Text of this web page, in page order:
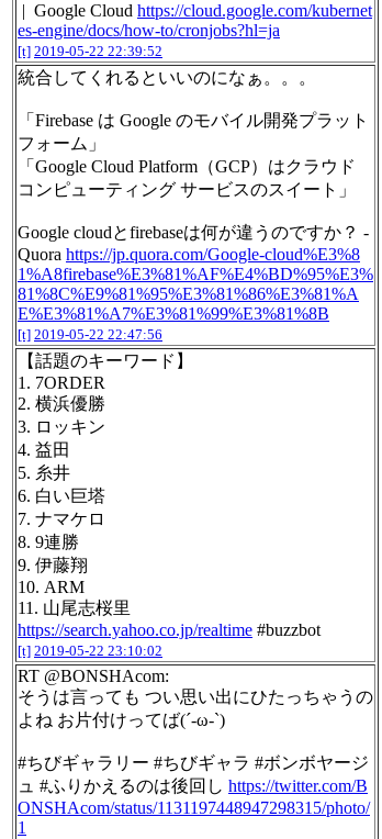
| Google Cloud https://cloud.google.com/kubernet
es-engine/docs/how-to/cronjobs?hl=ja
[t] 2019-05-22 22:39:52
統合してくれるといいのになぁ。。。
「Firebase は Google のモバイル開発プラット
フォーム」
「Google Cloud Platform（GCP）はクラウド
コンピューティング サービスのスイート」
Google cloudとfirebaseは何が違うのですか？ -
Quora https://jp.quora.com/Google-cloud%E3%8
1%A8firebase%E3%81%AF%E4%BD%95%E3%
81%8C%E9%81%95%E3%81%86%E3%81%A
E%E3%81%A7%E3%81%99%E3%81%8B
[t] 2019-05-22 22:47:56
【話題のキーワード】
1. 7ORDER
2. 横浜優勝
3. ロッキン
4. 益田
5. 糸井
6. 白い巨塔
7. ナマケロ
8. 9連勝
9. 伊藤翔
10. ARM
11. 山尾志桜里
https://search.yahoo.co.jp/realtime #buzzbot
[t] 2019-05-22 23:10:02
RT @BONSHAcom:
そうは言っても つい思い出にひたっちゃうの
よね お片付けってば(´-ω-`)
#ちびギャラリー #ちびギャラ #ボンボヤージ
ュ #ふりかえるのは後回し https://twitter.com/B
ONSHAcom/status/1131197448947298315/photo/
1